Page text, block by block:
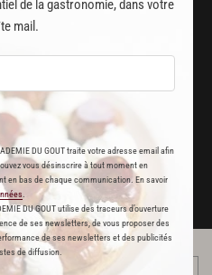
de la gastronomie, dans votre
mail.
DU GOUT traite votre adresse email afin
vous désinscrire à tout moment en
en bas de chaque communication. En savoir
DU GOUT utilise des traceurs d’ouverture
de ses newsletters, de vous proposer des
de ses newsletters et des publicités
de diffusion.
publicité
JE ME CONNECTE